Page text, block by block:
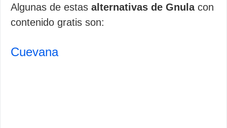
Algunas de estas alternativas de Gnulacon
contenido gratis son:
Cuevana